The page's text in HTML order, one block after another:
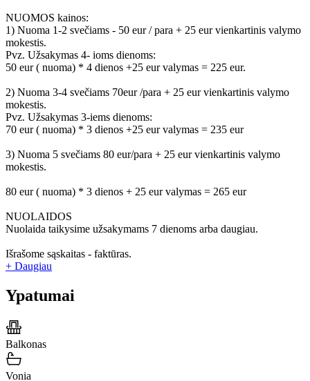
NUOMOS kainos:
1) Nuoma 1-2 svečiams - 50 eur / para + 25 eur vienkartinis valymo
mokestis.
Pvz. Užsakymas 4- ioms dienoms:
50 eur ( nuoma) * 4 dienos +25 eur valymas = 225 eur.
2) Nuoma 3-4 svečiams 70eur /para + 25 eur vienkartinis valymo
mokestis.
Pvz. Užsakymas 3-iems dienoms:
70 eur ( nuoma) * 3 dienos +25 eur valymas = 235 eur
3) Nuoma 5 svečiams 80 eur/para + 25 eur vienkartinis valymo
mokestis.
80 eur ( nuoma) * 3 dienos + 25 eur valymas = 265 eur
NUOLAIDOS
Nuolaida taikysime užsakymams 7 dienoms arba daugiau.
Išrašome sąskaitas - faktūras.
+ Daugiau
Ypatumai
Balkonas
Vonia